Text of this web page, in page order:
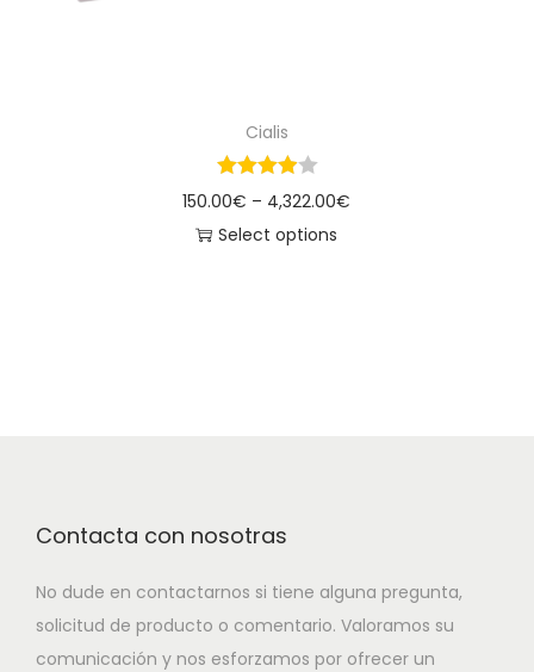
Cialis
150.00€ – 4,322.00€
Select options
Contacta con nosotras
No dude en contactarnos si tiene alguna pregunta,
solicitud de producto o comentario. Valoramos su
comunicación y nos esforzamos por ofrecer un